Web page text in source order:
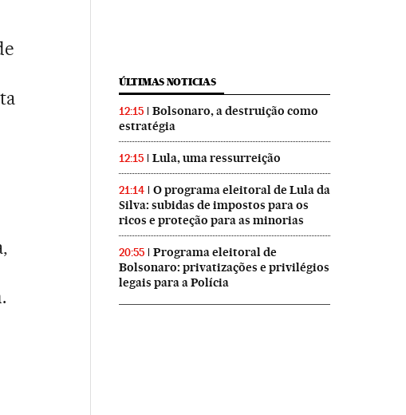
ÚLTIMAS NOTICIAS
12:15
Bolsonaro, a destruição como
estratégia
12:15 Lula, uma ressurreição
21:14
O programa eleitoral de Lula da
Silva: subidas de impostos para os
ricos e proteção para as minorias
20:55
Programa eleitoral de
Bolsonaro: privatizações e privilégios
legais para a Polícia